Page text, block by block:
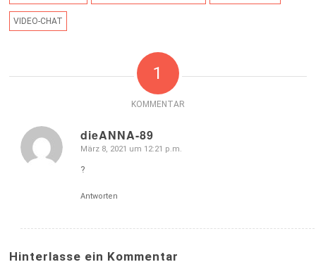
VIDEO-CHAT
1
KOMMENTAR
dieANNA-89
sagte:
März 8, 2021 um 12:21 p.m.
?
Antworten
Hinterlasse ein Kommentar